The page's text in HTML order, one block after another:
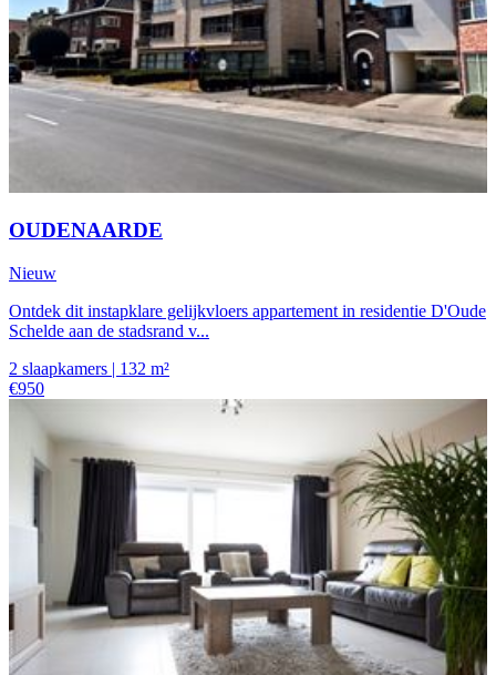
OUDENAARDE
Nieuw
Ontdek dit instapklare gelijkvloers appartement in residentie D'Oude
Schelde aan de stadsrand v...
2 slaapkamers | 132 m²
€950